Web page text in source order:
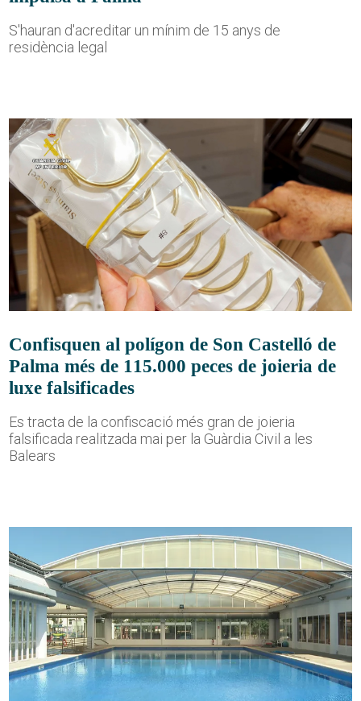
S'hauran d'acreditar un mínim de 15 anys de
residència legal
Confisquen al polígon de Son Castelló de
Palma més de 115.000 peces de joieria de
luxe falsificades
Es tracta de la confiscació més gran de joieria
falsificada realitzada mai per la Guàrdia Civil a les
Balears